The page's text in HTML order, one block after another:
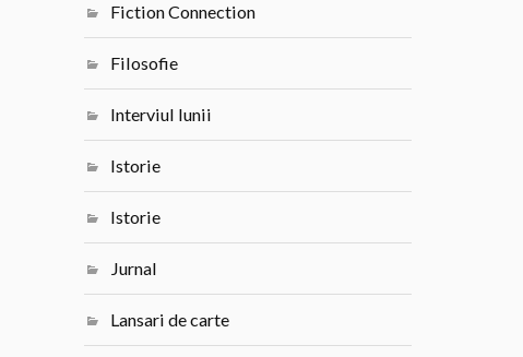
Fiction Connection
Filosofie
Interviul lunii
Istorie
Istorie
Jurnal
Lansari de carte